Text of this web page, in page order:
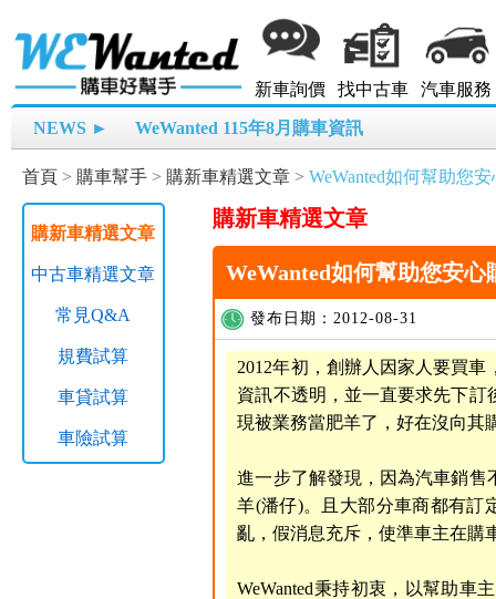
新車詢價 找中古車 汽車服務
NEWS ► WeWanted 115年8月購車資訊
首頁 > 購車幫手 > 購新車精選文章 > WeWanted如何幫助您
購新車精選文章
中古車精選文章
常見Q&A
規費試算
車貸試算
車險試算
購新車精選文章
WeWanted如何幫助您安心
發布日期：2012-08-31
2012年初，創辦人因家人要買
資訊不透明，並一直要求先下
現被業務當肥羊了，好在沒向其
進一步了解發現，因為汽車銷售
羊(潘仔)。且大部分車商都有訂
亂，假消息充斥，使準車主在購
WeWanted秉持初衷，以幫助車